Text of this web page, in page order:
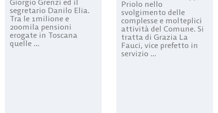
segretario Danilo Elia.
Tra le 1milione e
200mila pensioni
erogate in Toscana
quelle ...
Priolo nello
svolgimento delle
complesse e molteplici
attività del Comune. Si
tratta di Grazia La
Fauci, vice prefetto in
servizio ...